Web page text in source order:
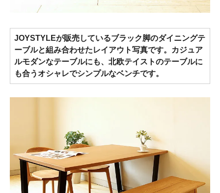
JOYSTYLEが販売しているブラック脚のダイニングテ
ーブルと組み合わせたレイアウト写真です。カジュア
ルモダンなテーブルにも、北欧テイストのテーブルに
も合うオシャレでシンプルなベンチです。